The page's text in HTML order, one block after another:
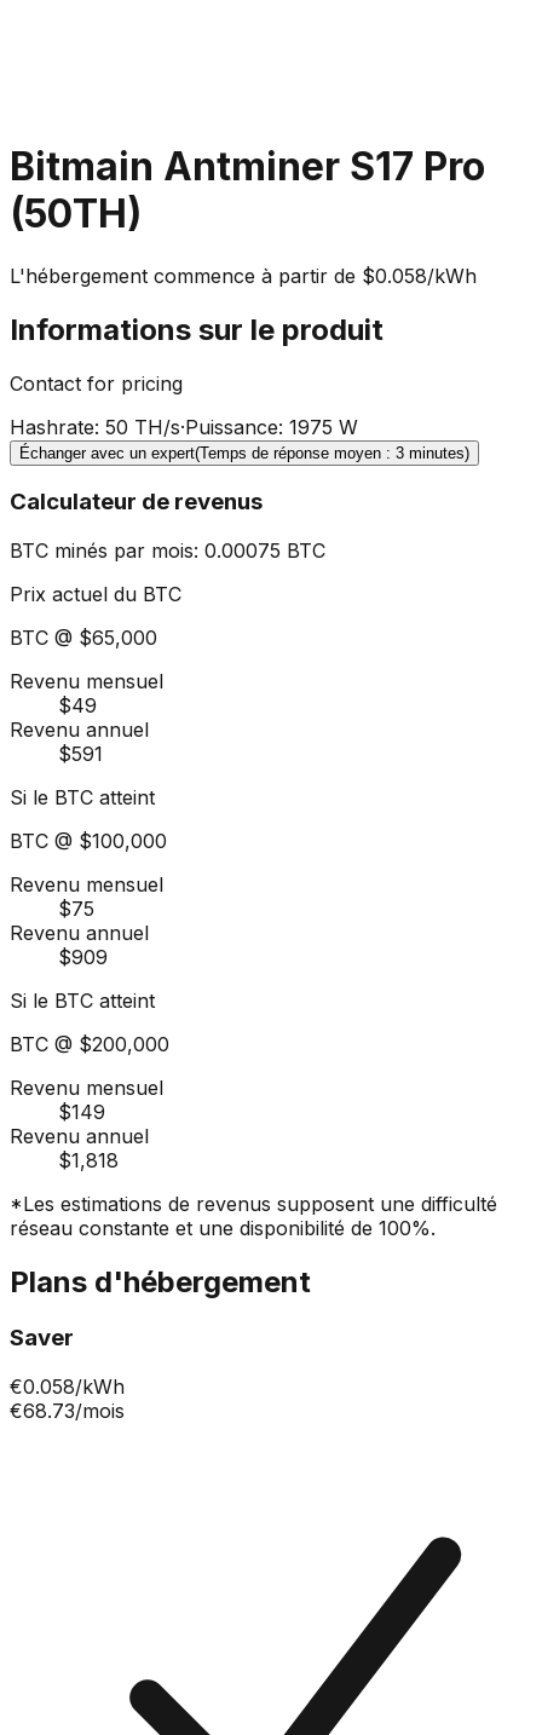
Bitmain Antminer S17 Pro
(50TH)
L'hébergement commence à partir de $0.058/kWh
Informations sur le produit
Contact for pricing
Hashrate: 50 TH/s·Puissance: 1975 W
Échanger avec un expert(Temps de réponse moyen : 3 minutes)
Calculateur de revenus
BTC minés par mois: 0.00075 BTC
Prix actuel du BTC
BTC @ $65,000
Revenu mensuel
$49
Revenu annuel
$591
Si le BTC atteint
BTC @ $100,000
Revenu mensuel
$75
Revenu annuel
$909
Si le BTC atteint
BTC @ $200,000
Revenu mensuel
$149
Revenu annuel
$1,818
*Les estimations de revenus supposent une difficulté
réseau constante et une disponibilité de 100%.
Plans d'hébergement
Saver
€0.058/kWh
€68.73/mois